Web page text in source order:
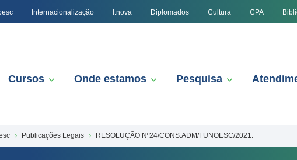
Internacionalização I.nova Diplomados Cultura CPA
Cursos Onde estamos Pesquisa
Publicações Legais RESOLUÇÃO Nº24/CONS.ADM/FUNOESC/2021.